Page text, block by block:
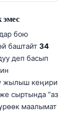
бою
баштайт 34
деп басып
жылыш кеңири
сыртында “аз
маалымат